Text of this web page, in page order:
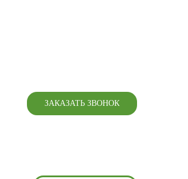
ЗАКАЗАТЬ ЗВОНОК